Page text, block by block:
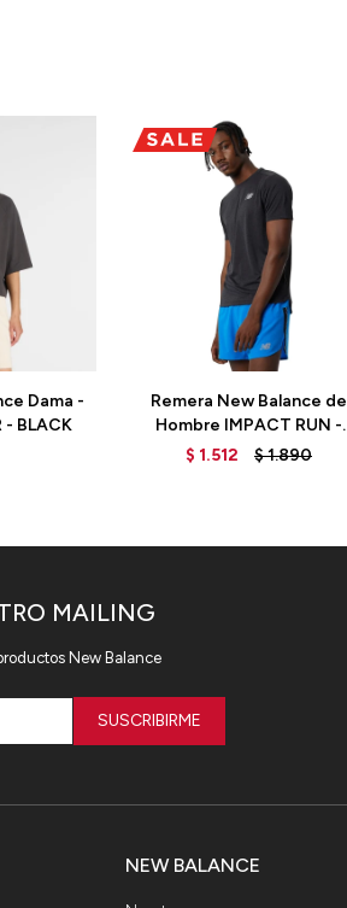
Dama -
- BLACK
Remera New Balance de
Hombre IMPACT RUN -
MT21262BK - BLACK
$ 1.512 $1.890
NEW BALANCE
MAILING
New Balance
SUSCRIBIRME